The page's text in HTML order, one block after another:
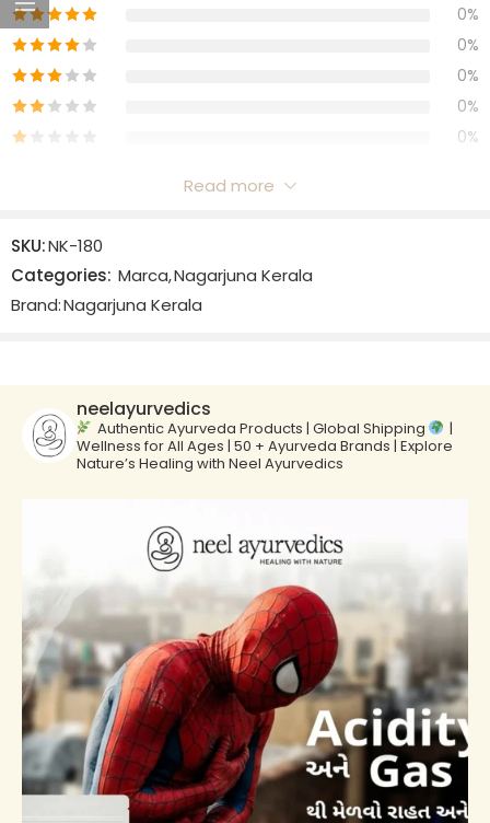
0%
0%
0%
0%
0%
There are no reviews yet.
Read more
SKU:NK-180
Categories: Marca,Nagarjuna Kerala
Brand:Nagarjuna Kerala
neelayurvedics
Authentic Ayurveda Products | Global Shipping
|
Wellness for All Ages | 50 + Ayurveda Brands | Explore
Nature’s Healing with Neel Ayurvedics